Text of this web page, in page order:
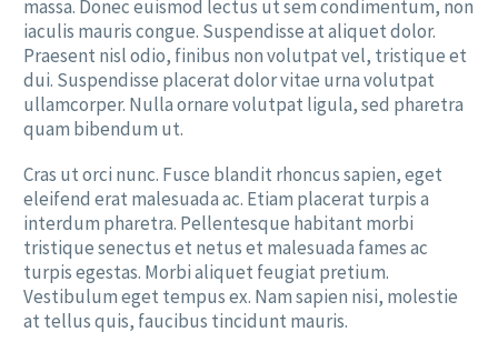
massa. Donec euismod lectus ut sem condimentum, non
iaculis mauris congue. Suspendisse at aliquet dolor.
Praesent nisl odio, finibus non volutpat vel, tristique et
dui. Suspendisse placerat dolor vitae urna volutpat
ullamcorper. Nulla ornare volutpat ligula, sed pharetra
quam bibendum ut.
Cras ut orci nunc. Fusce blandit rhoncus sapien, eget
eleifend erat malesuada ac. Etiam placerat turpis a
interdum pharetra. Pellentesque habitant morbi
tristique senectus et netus et malesuada fames ac
turpis egestas. Morbi aliquet feugiat pretium.
Vestibulum eget tempus ex. Nam sapien nisi, molestie
at tellus quis, faucibus tincidunt mauris.